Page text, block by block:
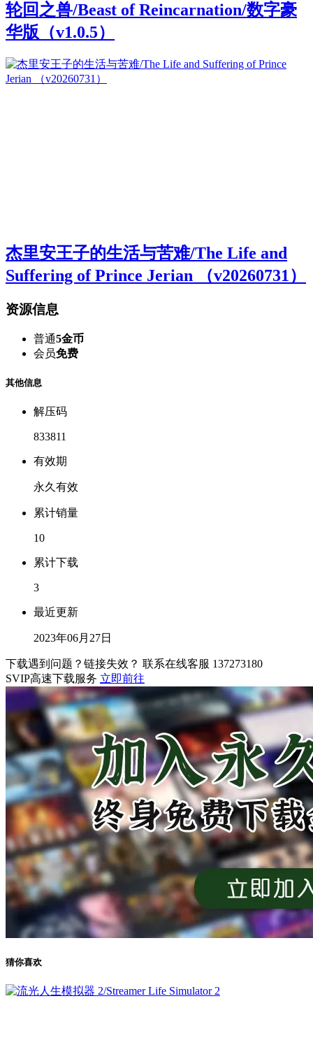
轮回之兽/Beast of Reincarnation/数字豪
华版（v1.0.5）
杰里安王子的生活与苦难/The Life and
Suffering of Prince Jerian （v20260731）
资源信息
普通5金币
会员免费
其他信息
解压码
833811
有效期
永久有效
累计销量
10
累计下载
3
最近更新
2023年06月27日
下载遇到问题？链接失效？ 联系在线客服 137273180
SVIP高速下载服务 立即前往
猜你喜欢